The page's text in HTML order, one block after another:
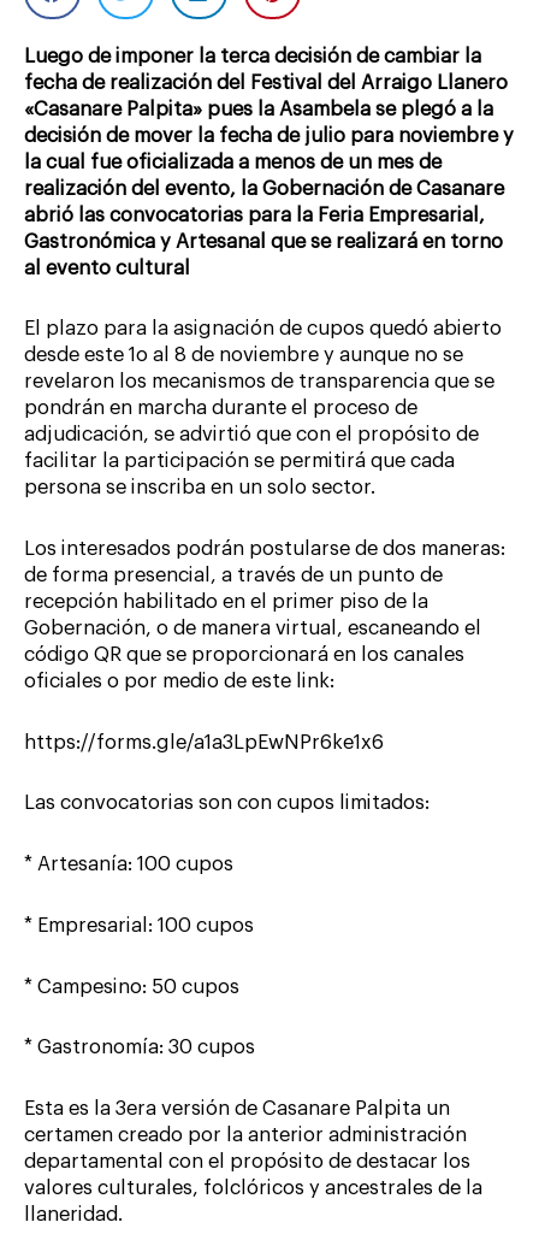
Luego de imponer la terca decisión de cambiar la
fecha de realización del Festival del Arraigo Llanero
«Casanare Palpita» pues la Asambela se plegó a la
decisión de mover la fecha de julio para noviembre y
la cual fue oficializada a menos de un mes de
realización del evento, la Gobernación de Casanare
abrió las convocatorias para la Feria Empresarial,
Gastronómica y Artesanal que se realizará en torno
al evento cultural
El plazo para la asignación de cupos quedó abierto
desde este 1o al 8 de noviembre y aunque no se
revelaron los mecanismos de transparencia que se
pondrán en marcha durante el proceso de
adjudicación, se advirtió que con el propósito de
facilitar la participación se permitirá que cada
persona se inscriba en un solo sector.
Los interesados podrán postularse de dos maneras:
de forma presencial, a través de un punto de
recepción habilitado en el primer piso de la
Gobernación, o de manera virtual, escaneando el
código QR que se proporcionará en los canales
oficiales o por medio de este link:
https://forms.gle/a1a3LpEwNPr6ke1x6
Las convocatorias son con cupos limitados:
* Artesanía: 100 cupos
* Empresarial: 100 cupos
* Campesino: 50 cupos
* Gastronomía: 30 cupos
Esta es la 3era versión de Casanare Palpita un
certamen creado por la anterior administración
departamental con el propósito de destacar los
valores culturales, folclóricos y ancestrales de la
llaneridad.